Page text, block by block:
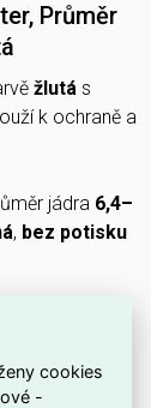
Průměr
žlutá s
k ochraně a
jádra 6,4–
, bez potisku
což usnadňuje
cookies
-